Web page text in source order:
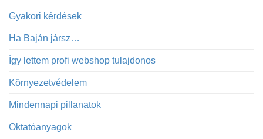
Gyakori kérdések
Ha Baján jársz…
Így lettem profi webshop tulajdonos
Környezetvédelem
Mindennapi pillanatok
Oktatóanyagok